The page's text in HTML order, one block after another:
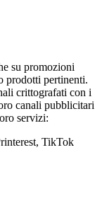
su promozioni
prodotti pertinenti.
crittografati con i
canali pubblicitari
servizi:
TikTok